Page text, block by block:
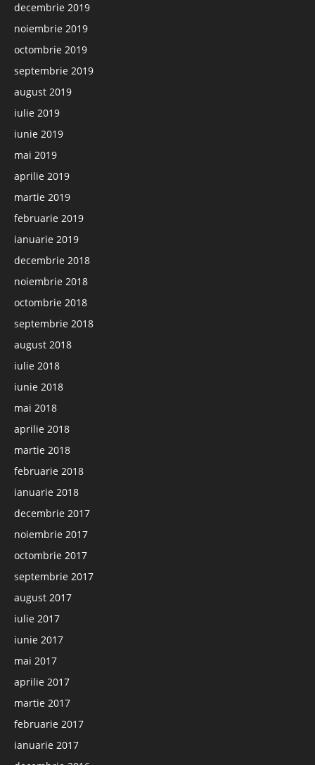
decembrie 2019
noiembrie 2019
octombrie 2019
septembrie 2019
august 2019
iulie 2019
iunie 2019
mai 2019
aprilie 2019
martie 2019
februarie 2019
ianuarie 2019
decembrie 2018
noiembrie 2018
octombrie 2018
septembrie 2018
august 2018
iulie 2018
iunie 2018
mai 2018
aprilie 2018
martie 2018
februarie 2018
ianuarie 2018
decembrie 2017
noiembrie 2017
octombrie 2017
septembrie 2017
august 2017
iulie 2017
iunie 2017
mai 2017
aprilie 2017
martie 2017
februarie 2017
ianuarie 2017